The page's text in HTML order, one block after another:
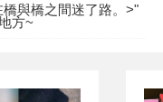
與橋之間迷了路。>"
方~